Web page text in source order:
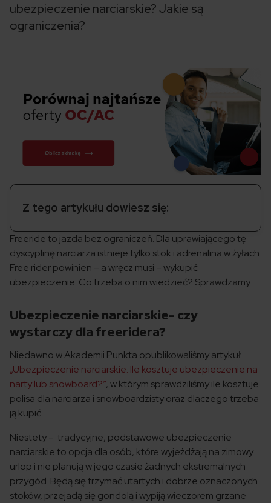
ubezpieczenie narciarskie? Jakie są
ograniczenia?
Z tego artykułu dowiesz się:
Freeride to jazda bez ograniczeń. Dla uprawiającego tę
dyscyplinę narciarza istnieje tylko stok i adrenalina w żyłach.
Free rider powinien – a wręcz musi – wykupić
ubezpieczenie. Co trzeba o nim wiedzieć? Sprawdzamy.
Ubezpieczenie narciarskie- czy
wystarczy dla freeridera?
Niedawno w Akademii Punkta opublikowaliśmy artykuł
„Ubezpieczenie narciarskie. Ile kosztuje ubezpieczenie na
narty lub snowboard?”, w którym sprawdziliśmy ile kosztuje
polisa dla narciarza i snowboardzisty oraz dlaczego trzeba
ją kupić.
Niestety – tradycyjne, podstawowe ubezpieczenie
narciarskie to opcja dla osób, które wyjeżdżają na zimowy
urlop i nie planują w jego czasie żadnych ekstremalnych
przygód. Będą się trzymać utartych i dobrze oznaczonych
stoków, przejadą się gondolą i wypiją wieczorem grzane